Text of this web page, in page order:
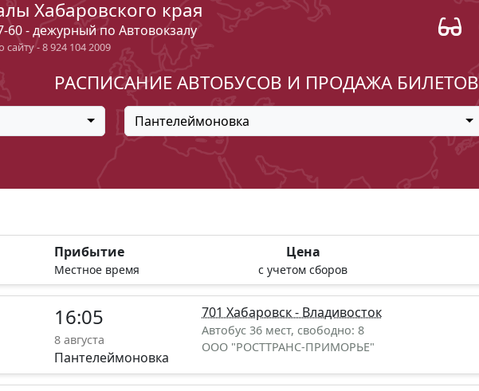
Хабаровского края
60 - дежурный по Автовокзалу
- 8 924 104 2009
РАСПИСАНИЕ АВТОБУСОВ И ПРОДАЖА БИЛЕТОВ
Пантелеймоновка
Прибытие
Местное время
Цена
с учетом сборов
16:05
8 августа
Пантелеймоновка
701 Хабаровск - Владивосток
Автобус 36 мест, свободно: 8
ООО "РОСТТРАНС-ПРИМОРЬЕ"